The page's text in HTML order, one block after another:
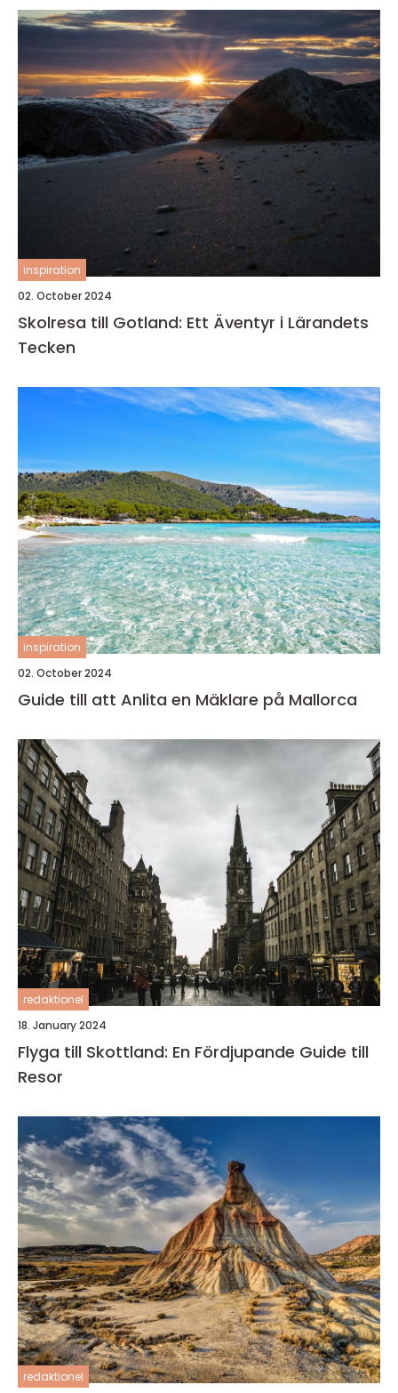
inspiration
02. October 2024
Skolresa till Gotland: Ett Äventyr i Lärandets
Tecken
inspiration
02. October 2024
Guide till att Anlita en Mäklare på Mallorca
redaktionel
18. January 2024
Flyga till Skottland: En Fördjupande Guide till
Resor
redaktionel